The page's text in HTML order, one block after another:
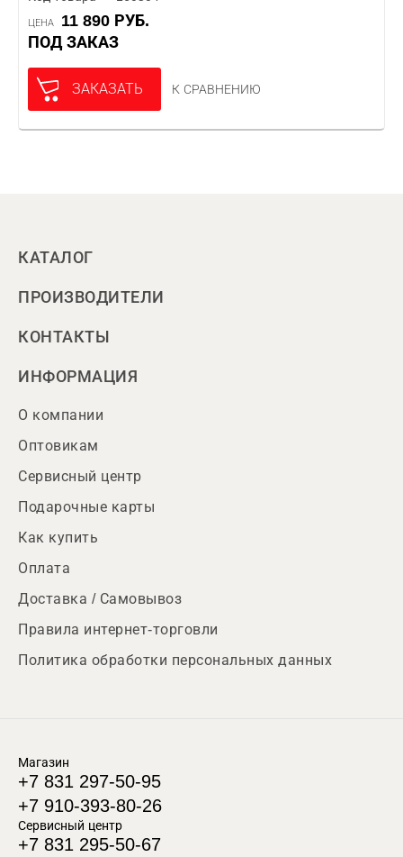
ЦЕНА
11 890 РУБ.
ПОД ЗАКАЗ
ЗАКАЗАТЬ К СРАВНЕНИЮ
КАТАЛОГ
ПРОИЗВОДИТЕЛИ
КОНТАКТЫ
ИНФОРМАЦИЯ
О компании
Оптовикам
Сервисный центр
Подарочные карты
Как купить
Оплата
Доставка / Самовывоз
Правила интернет-торговли
Политика обработки персональных данных
Магазин
+7 831 297-50-95
+7 910-393-80-26
Сервисный центр
+7 831 295-50-67